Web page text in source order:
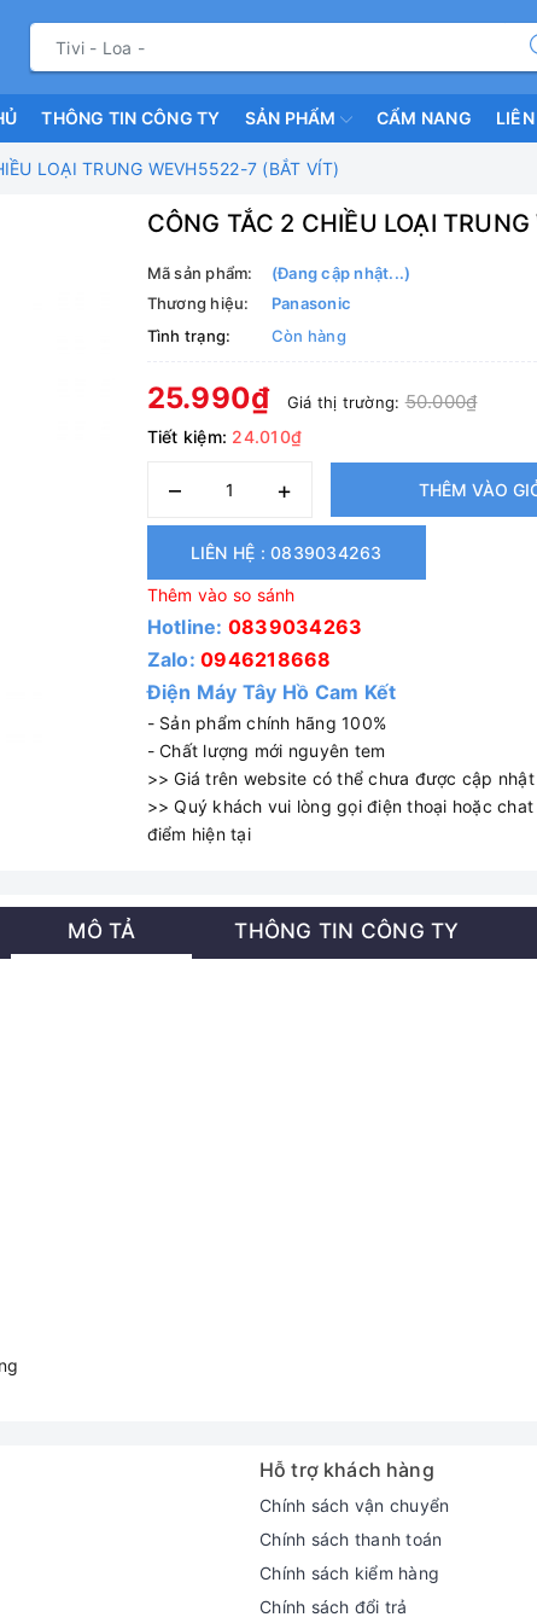
THÔNG TIN CÔNG TY SẢN PHẨM CẨM NANG LIÊN
LOẠI TRUNG WEVH5522-7 (BẮT VÍT)
CÔNG TẮC 2 CHIỀU LOẠI
Mã sản phẩm:
(Đang cập nhật...)
Thương hiệu:
Panasonic
Tình trạng:
Còn hàng
25.990₫ Giá thị trường:50.000₫
Tiết kiệm: 24.010₫
– + THÊM VÀO
LIÊN HỆ : 0839034263
Thêm vào so sánh
Hotline: 0839034263
Zalo:0946218668
Điện Máy Tây Hồ Cam Kết
- Sản phẩm chính hãng 100%
- Chất lượng mới nguyên tem
>> Giá trên website có thể chưa được cập
>> Quý khách vui lòng gọi điện thoại hoặc
điểm hiện tại
MÔ TẢ THÔNG TIN CÔNG TY
Hỗ trợ khách hàng
Chính sách vận chuyển
Chính sách thanh toán
Chính sách kiểm hàng
Chính sách đổi trả